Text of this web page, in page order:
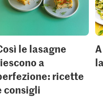
le lasagne
a
ricette
consigli